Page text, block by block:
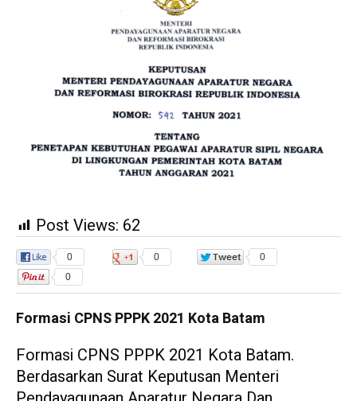
Post Views: 62
0 0
0
0
Formasi CPNS PPPK 2021 Kota Batam
Formasi CPNS PPPK 2021 Kota Batam.
Berdasarkan Surat Keputusan Menteri